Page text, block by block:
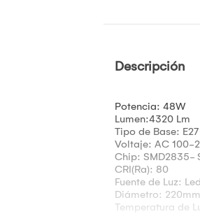
Descripción
Potencia: 48W
Lumen:4320 Lm
Tipo de Base: E27
Voltaje: AC 100-
Chip: SMD2835-
CRI(Ra): 80
Fuente de Luz: Led
Diámetro: 220mm
Temperatura de